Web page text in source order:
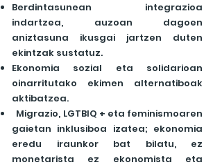
Berdintasunean integrazioa
indartzea, auzoan dagoen
aniztasuna ikusgai jartzen duten
ekintzak sustatuz.
Ekonomia sozial eta solidarioan
oinarritutako ekimen alternatiboak
aktibatzea.
Migrazio, LGTBIQ + eta feminismoaren
gaietan inklusiboa izatea; ekonomia
eredu iraunkor bat bilatu, ez
monetarista ez ekonomista eta